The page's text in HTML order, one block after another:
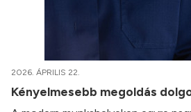
2026. ÁPRILIS 22.
Kényelmesebb megoldás